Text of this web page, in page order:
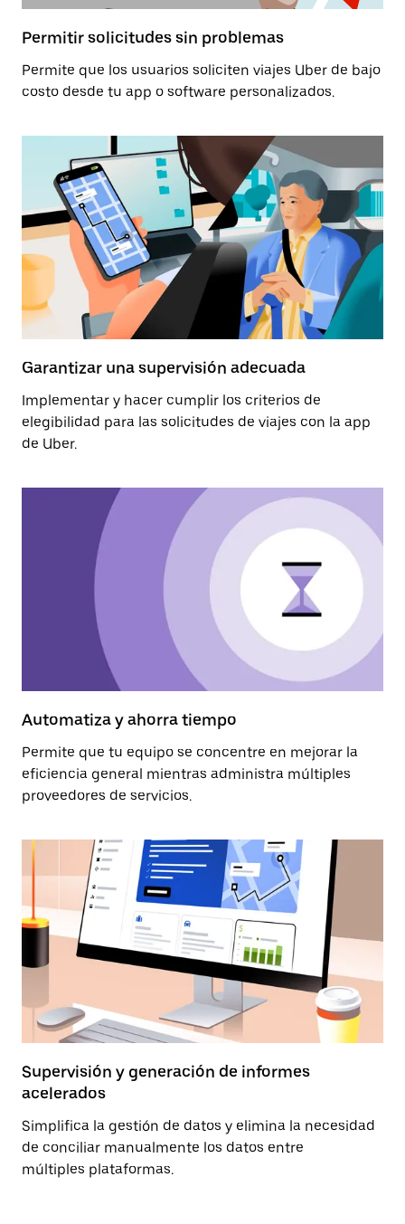
Permitir solicitudes sin problemas
Permite que los usuarios soliciten viajes Uber de bajo
costo desde tu app o software personalizados.
Garantizar una supervisión adecuada
Implementar y hacer cumplir los criterios de
elegibilidad para las solicitudes de viajes con la app
de Uber.
Automatiza y ahorra tiempo
Permite que tu equipo se concentre en mejorar la
eficiencia general mientras administra múltiples
proveedores de servicios.
Supervisión y generación de informes
acelerados
Simplifica la gestión de datos y elimina la necesidad
de conciliar manualmente los datos entre
múltiples plataformas.